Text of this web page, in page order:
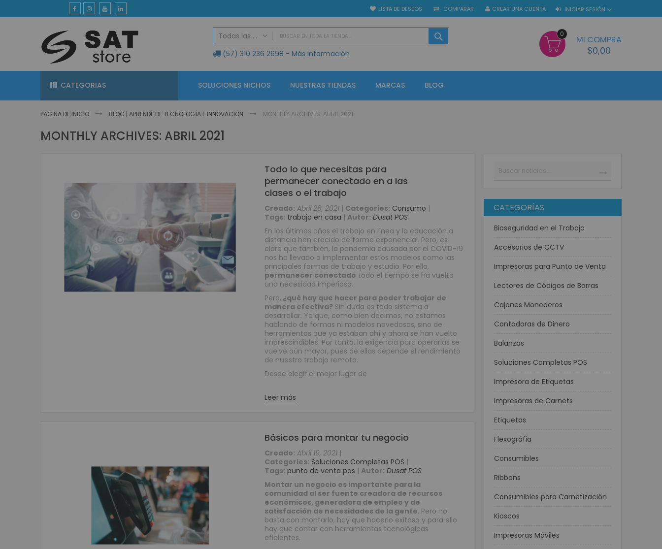
contenido
LISTA DE DESEOS COMPARAR INICIAR SESIÓN
CREAR UNA CUENTA
Todas las categorias
TODAS LAS CATEGORIAS
Seguridad Electrónica
Vídeo Porteros
IP
Análogo
Accesorios Control de Acceso
Lectores de Huella Biométricos
CCTV KIT Soluciones
CCTV Circuito Cerrado de Televisión
Circuito cerrado de televisión - Grabadores (CCTV)
Grabadores Análogo - Penta hibrido HD
Grabadores IP - NVR
Grabadores Móviles
Circuito cerrado de televisión - Cámaras (CCTV)
Cámaras Análogas 4 en 1 HD
Cámaras IP
Cámaras Móviles
Cámaras PTZ
Cámaras Wifi
Accesorios para CCTV
Protección de Energía
Consumibles
Tarjetas PVC para Carnetización
Etiquetas Adhesivas
Etiquetas Textiles
Rollos de papel
Ribbons o Cintas
(57) 310 236 2698 - Más información
MI COMPRA
$0,00
0
CATEGORIAS SOLUCIONES NICHOS NUESTRAS TIENDAS MARCAS BLOG
PÁGINA DE INICIO BLOG | APRENDE DE TECNOLOGÍA E INNOVACIÓN MONTHLY ARCHIVES: ABRIL 2021
MONTHLY ARCHIVES: ABRIL 2021
Todo lo que necesitas para
permanecer conectado en a las
clases o el trabajo
Creado: Abril 26, 2021 | Categories: Consumo |
Tags: trabajo en casa | Autor: Dusat POS
En los últimos años el trabajo en línea y la educación a
distancia han crecido de forma exponencial. Pero, es
claro que también, la pandemia causada por el COVID-19
nos ha llevado a implementar estos modelos como las
principales formas de trabajo y estudio. Por ello,
permanecer conectado todo el tiempo se ha vuelto
una necesidad imperiosa.
Pero, ¿qué hay que hacer para poder trabajar de
manera efectiva? Sin duda es todo sistema a
desarrollar. Ya que, como bien decimos, no estamos
hablando de formas ni modelos novedosos, sino de
herramientas que ya estaban ahí y ahora se han vuelto
imprescindibles. Por tanto, la exigencia para operarlas se
vuelve aún mayor, pues de ellas depende el rendimiento
de nuestro trabajo remoto.
Desde elegir el mejor lugar de
Leer más
Básicos para montar tu negocio
Creado: Abril 19, 2021 |
Categories: Soluciones Completas POS |
Tags: punto de venta pos | Autor: Dusat POS
Montar un negocio es importante para la
comunidad al ser fuente creadora de recursos
económicos, generadora de empleo y de
satisfacción de necesidades de la gente. Pero no
basta con montarlo, hay que hacerlo exitoso y para ello
hay que contar con herramientas tecnológicas
eficientes.
CATEGORÍAS
Bioseguridad en el Trabajo
Accesorios de CCTV
Impresoras para Punto de Venta
Lectores de Códigos de Barras
Cajones Monederos
Contadoras de Dinero
Balanzas
Soluciones Completas POS
Impresora de Etiquetas
Impresoras de Carnets
Etiquetas
Flexográfia
Consumibles
Ribbons
Consumibles para Carnetización
Kioscos
Impresoras Móviles